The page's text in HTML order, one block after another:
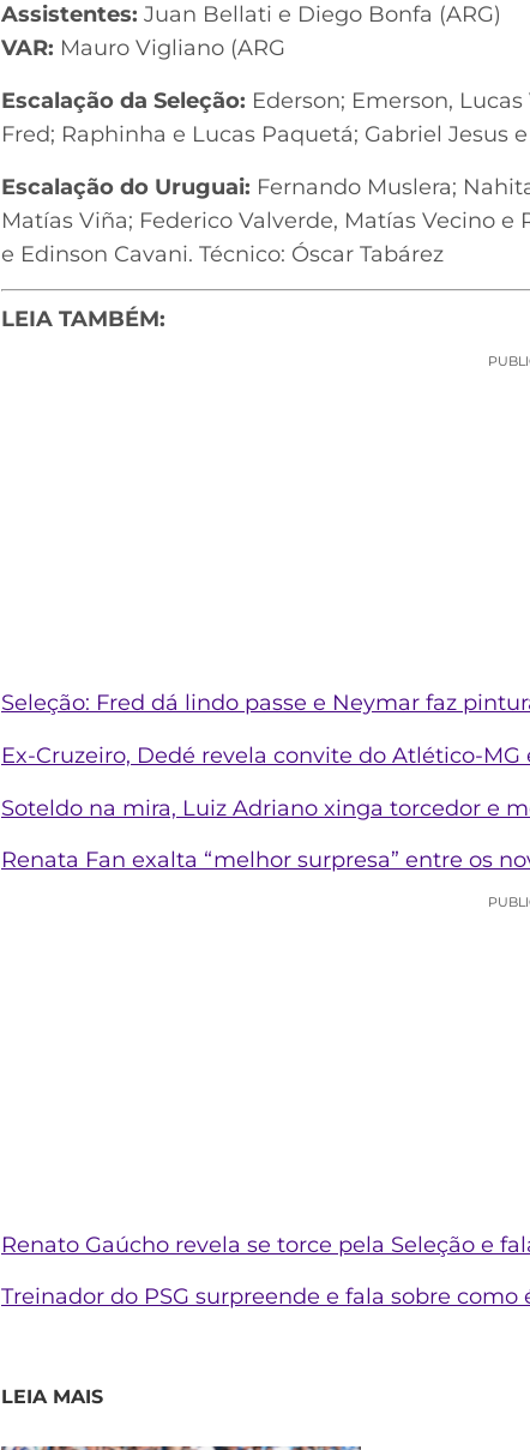
Assistentes: Juan Bellati e Diego Bonfa (ARG)
VAR: Mauro Vigliano (ARG
Escalação da Seleção: Ederson; Emerson,
Fred; Raphinha e Lucas Paquetá; Gabriel Jesus
Escalação do Uruguai: Fernando Muslera;
Matías Viña; Federico Valverde, Matías Vecino
e Edinson Cavani. Técnico: Óscar Tabárez
LEIA TAMBÉM:
Seleção: Fred dá lindo passe e Neymar faz
Ex-Cruzeiro, Dedé revela convite do Atlético-
Soteldo na mira, Luiz Adriano xinga torcedor e
Renata Fan exalta “melhor surpresa” entre os
Renato Gaúcho revela se torce pela Seleção e
Treinador do PSG surpreende e fala sobre
LEIA MAIS